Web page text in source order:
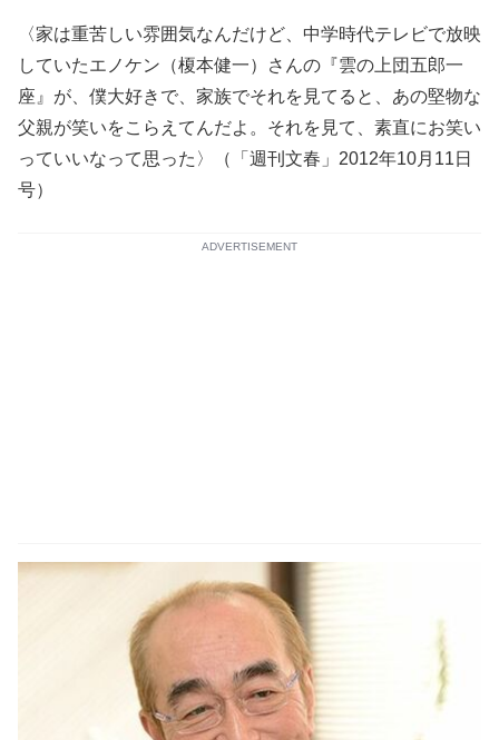
〈家は重苦しい雰囲気なんだけど、中学時代テレビで放映
していたエノケン（榎本健一）さんの『雲の上団五郎一
座』が、僕大好きで、家族でそれを見てると、あの堅物な
父親が笑いをこらえてんだよ。それを見て、素直にお笑い
っていいなって思った〉（「週刊文春」2012年10月11日
号）
ADVERTISEMENT